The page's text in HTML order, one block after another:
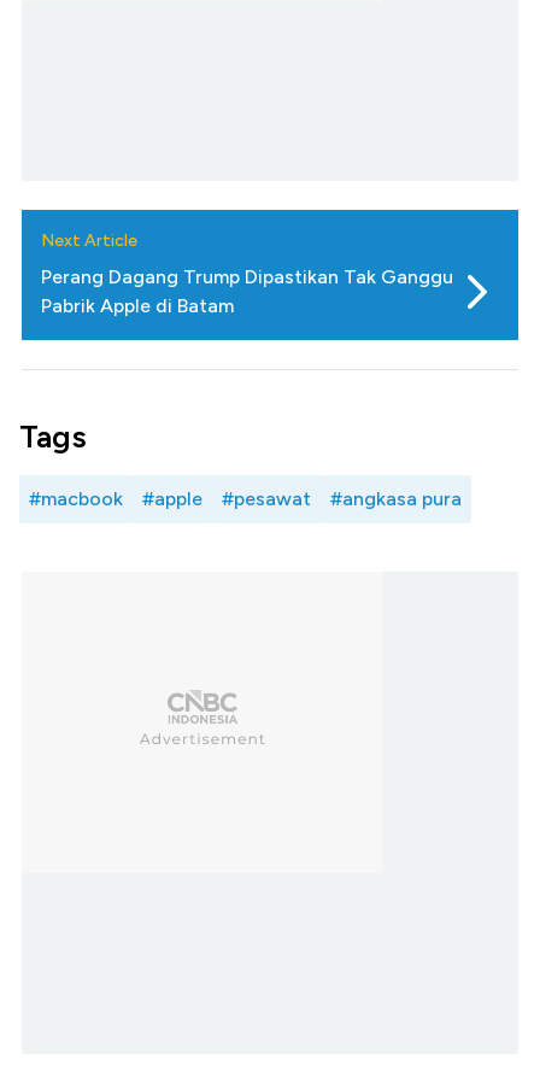
Next Article
Perang Dagang Trump Dipastikan Tak Ganggu
Pabrik Apple di Batam
Tags
#macbook #apple #pesawat #angkasa pura